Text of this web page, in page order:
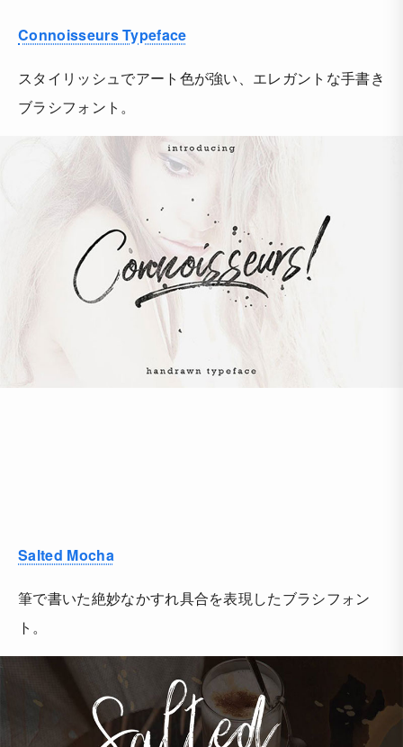
Connoisseurs Typeface
スタイリッシュでアート色が強い、エレガントな手書き
ブラシフォント。
Salted Mocha
筆で書いた絶妙なかすれ具合を表現したブラシフォン
ト。